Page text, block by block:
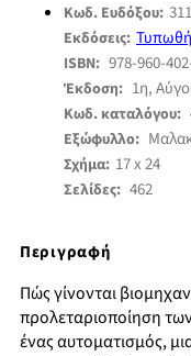
Κωδ. Ευδόξου:
Εκδόσεις:
ISBN: 978-960-
Έκδοση: 1η,
Κωδ. καταλόγου:
Εξώφυλλο:
Σχήμα: 17 x 24
Σελίδες: 462
Περιγραφή
Πώς γίνονται
προλεταριοποίηση
ένας αυτοματισμός,